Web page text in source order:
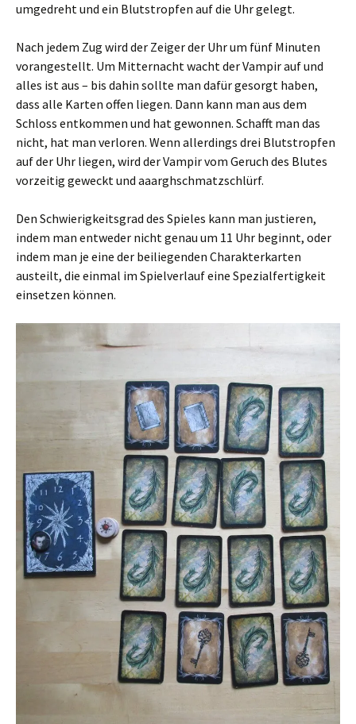
umgedreht und ein Blutstropfen auf die Uhr gelegt.
Nach jedem Zug wird der Zeiger der Uhr um fünf Minuten
vorangestellt. Um Mitternacht wacht der Vampir auf und
alles ist aus – bis dahin sollte man dafür gesorgt haben,
dass alle Karten offen liegen. Dann kann man aus dem
Schloss entkommen und hat gewonnen. Schafft man das
nicht, hat man verloren. Wenn allerdings drei Blutstropfen
auf der Uhr liegen, wird der Vampir vom Geruch des Blutes
vorzeitig geweckt und aaarghschmatzschlürf.
Den Schwierigkeitsgrad des Spieles kann man justieren,
indem man entweder nicht genau um 11 Uhr beginnt, oder
indem man je eine der beiliegenden Charakterkarten
austeilt, die einmal im Spielverlauf eine Spezialfertigkeit
einsetzen können.